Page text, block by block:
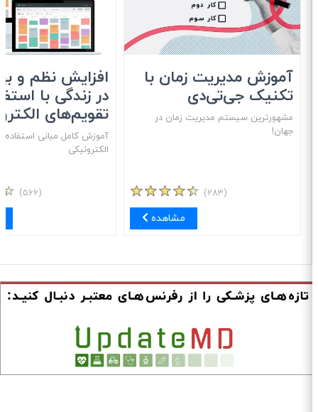
آموزش مدیریت زمان با
تکنیک جی‌تی‌دی
مشهور‌ترین سیستم مدیریت زمان در
جهان!
مشاهده
افزایش نظم و
در زندگی با
تقویم‌های
آموزش کامل مبانی استفاده
الکترونیکی